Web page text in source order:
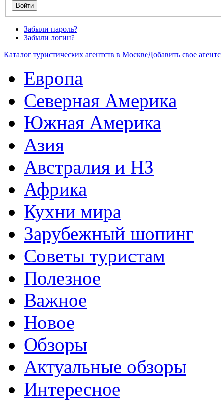
Забыли пароль?
Забыли логин?
Каталог туристических агентств в МосквеДобавить свое
Европа
Северная Америка
Южная Америка
Азия
Австралия и НЗ
Африка
Кухни мира
Зарубежный шопинг
Советы туристам
Полезное
Важное
Новое
Обзоры
Актуальные обзоры
Интересное